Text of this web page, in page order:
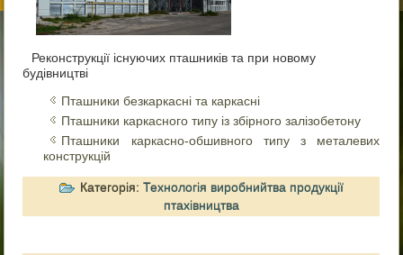
Реконструкції існуючих пташників та при новому
будівництві
Пташники безкаркасні та каркасні
Пташники каркасного типу із збірного залізобетону
Пташники каркасно-обшивного типу з металевих
конструкцій
Категорія:Технологія виробнийтва продукції
птахівництва